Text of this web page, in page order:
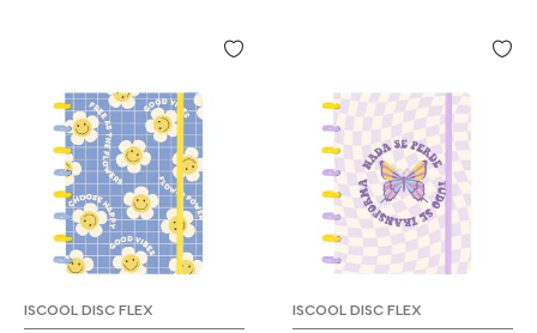
ISCOOL DISC FLEX ISCOOL DISC FLEX